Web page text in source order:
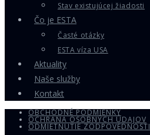
Stav existujúcej žiadosti
Čo je ESTA
Časté otázky
ESTA víza USA
Aktuality
Naše služby
Kontakt
OBCHODNÉ PODMIENKY
OCHRANA OSOBNÝCH ÚDAJOV
ODMIETNUTIE ZODPOVEDNOSTI